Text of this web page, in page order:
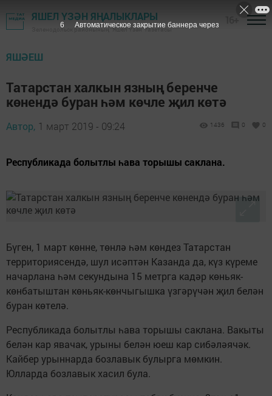
ЯШЕЛ ҮЗӘН ЯҢАЛЫКЛАРЫ
Зеленодольск районының "Яшел Үзән" газетасы
ЯШӘЕШ
Татарстан халкын язның беренче
көнендә буран һәм көчле җил көтә
Автор, 1 март 2019 - 09:24 1436 0 0
Республикада болытлы һава торышы саклана.
Бүген, 1 март көнне, төнлә һәм көндез Татарстан
территориясендә, шул исәптән Казанда да, күз күреме
начарлана һәм секундына 15 метрга кадәр көньяк-
көнбатыштан көньяк-көнчыгышка үзгәрүчән җил белән
буран көтелә.
Республикада болытлы һава торышы саклана. Вакыты
белән кар явачак, урыны белән юеш кар сибәләячәк.
Кайбер урыннарда бозлавык булырга мөмкин.
Юлларда бозлавык хасил була.
5 Автоматическое закрытие баннера через